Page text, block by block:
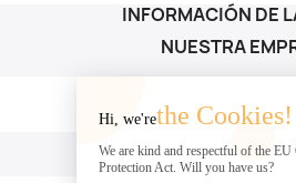
INFORMACIÓN DE
NUESTRA
NUESTRA
SU
Hi, we'rethe Cookies!
We are kind and respectful of the
Protection Act. Will you have us?